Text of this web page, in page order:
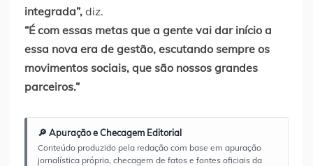
integrada”, diz.
“É com essas metas que a gente vai dar início a
essa nova era de gestão, escutando sempre os
movimentos sociais, que são nossos grandes
parceiros.”
🔎 Apuração e Checagem Editorial
Conteúdo produzido pela redação com base em apuração
jornalística própria, checagem de fatos e fontes oficiais da